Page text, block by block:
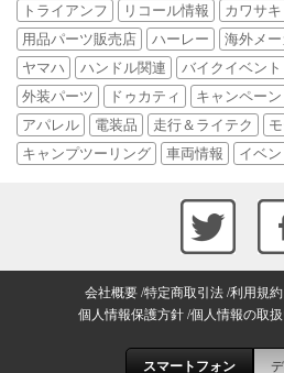
トライアンフ
リコール情報 カワサキ
用品パーツ販売店
ハーレー 海外メー
ヤマハ
ハンドル関連 バイクイベント
外装パーツ
ドゥカティ キャンペーン
アパレル
電装品 走行＆ライテク
キャンプツーリング
車両情報 イベン
会社概要 特定商取引法 利用規約
個人情報保護方針 個人情報の取
スマートフォン